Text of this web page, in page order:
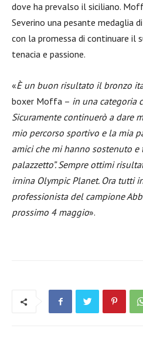
dove ha prevalso il siciliano.
Severino una pesante medaglia
con la promessa di continuare il
tenacia e passione.
«È un buon risultato il bronzo
boxer Moffa – in una categoria
Sicuramente continuerò a dare
mio percorso sportivo e la mia
amici che mi hanno sostenuto e
palazzetto”. Sempre ottimi
irnina Olympic Planet. Ora tutti
professionista del campione
prossimo 4 maggio».